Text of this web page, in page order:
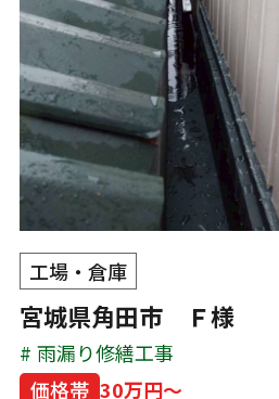
工場・倉庫
宮城県角田市 Ｆ様
雨漏り修繕工事
価格帯 30万円～